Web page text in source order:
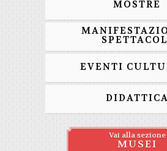
MOSTRE
EVENTI
DIDATTICA
Vai alla sezione
MUSEI